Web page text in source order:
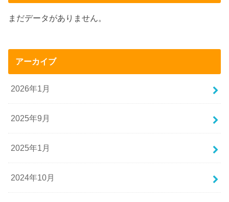
まだデータがありません。
アーカイブ
2026年1月
2025年9月
2025年1月
2024年10月